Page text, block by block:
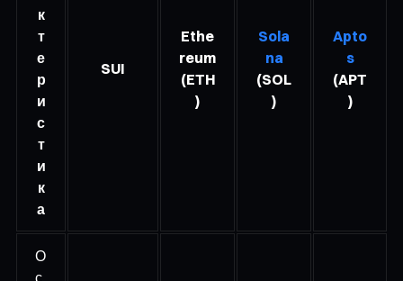
к
т
е
р
и
с
т
и
к
а
SUI
Ethe
reum
(ETH
)
Sola
na
(SOL
)
Apto
s
(APT
)
О
с